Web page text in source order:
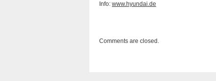
Info: www.hyundai.de
Comments are closed.